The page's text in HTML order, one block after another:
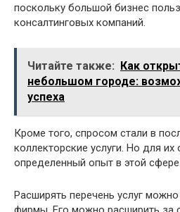
поскольку большой бизнес
консалтинговых компаний.
Читайте также: Как
небольшом городе:
успеха
Кроме того, спросом стали в
коллекторские услуги. Но для
определенный опыт в этой сфере.
Расширять перечень услуг